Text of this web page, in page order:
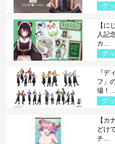
グ
【に
人記
カ...
グ
『デ
フ」
場！...
グ
【カ
どけ
チ...